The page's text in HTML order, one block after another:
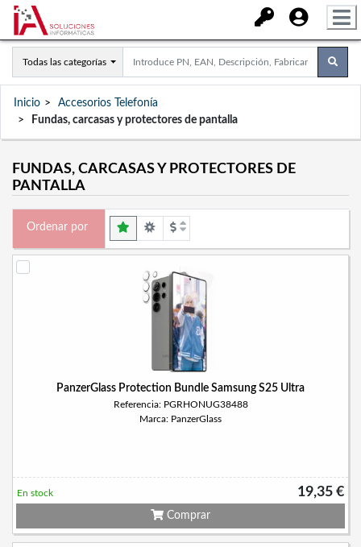
Todas las categorías
Inicio
Accesorios Telefonía
Fundas, carcasas y protectores de pantalla
FUNDAS, CARCASAS Y PROTECTORES DE
PANTALLA
Ordenar por
PanzerGlass Protection Bundle Samsung S25 Ultra
Referencia: PGRHONUG38488
Marca: PanzerGlass
19,35 €
En stock
Comprar